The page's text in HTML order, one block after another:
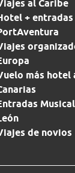
al Caribe
+ entradas
más hotel
de novios